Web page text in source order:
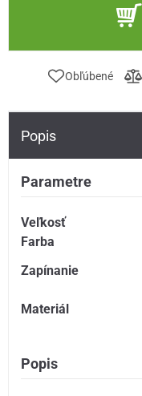
Obľúbené
Popis
Parametre
Veľkosť
Farba
Zapínanie
Materiál
Popis